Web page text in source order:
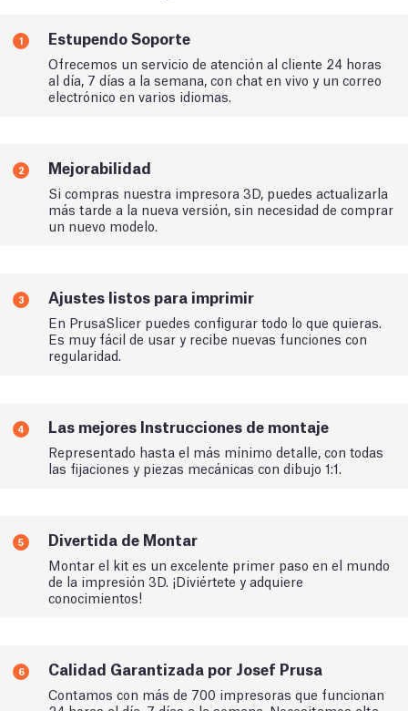
1 Estupendo Soporte
Ofrecemos un servicio de atención al cliente 24 horas
al día, 7 días a la semana, con chat en vivo y un correo
electrónico en varios idiomas.
2 Mejorabilidad
Si compras nuestra impresora 3D, puedes actualizarla
más tarde a la nueva versión, sin necesidad de comprar
un nuevo modelo.
3 Ajustes listos para imprimir
En PrusaSlicer puedes configurar todo lo que quieras.
Es muy fácil de usar y recibe nuevas funciones con
regularidad.
4 Las mejores Instrucciones de montaje
Representado hasta el más mínimo detalle, con todas
las fijaciones y piezas mecánicas con dibujo 1:1.
5 Divertida de Montar
Montar el kit es un excelente primer paso en el mundo
de la impresión 3D. ¡Diviértete y adquiere
conocimientos!
6 Calidad Garantizada por Josef Prusa
Contamos con más de 700 impresoras que funcionan